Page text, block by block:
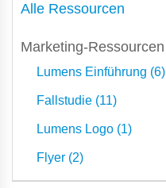
Alle Ressourcen
Marketing-Ressourcen
Lumens Einführung (6)
Fallstudie (11)
Lumens Logo (1)
Flyer (2)